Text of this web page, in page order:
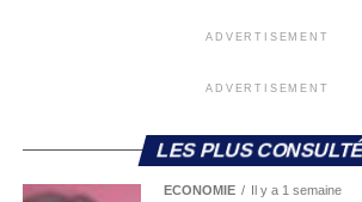
ADVERTISEMENT
ADVERTISEMENT
LES PLUS
ECONOMIE Il y a 1 semaine